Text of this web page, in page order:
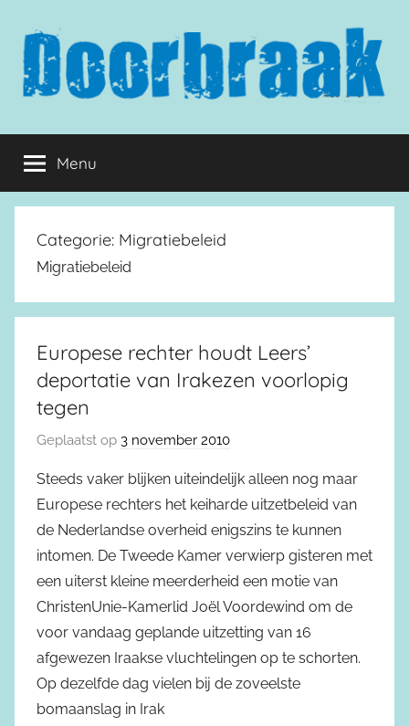
inhoud
springen
Doorbraak.eu
Menu
Categorie: Migratiebeleid
Migratiebeleid
Europese rechter houdt Leers’
deportatie van Irakezen voorlopig
tegen
Geplaatst op 3 november 2010
Steeds vaker blijken uiteindelijk alleen nog maar
Europese rechters het keiharde uitzetbeleid van
de Nederlandse overheid enigszins te kunnen
intomen. De Tweede Kamer verwierp gisteren met
een uiterst kleine meerderheid een motie van
ChristenUnie-Kamerlid Joël Voordewind om de
voor vandaag geplande uitzetting van 16
afgewezen Iraakse vluchtelingen op te schorten.
Op dezelfde dag vielen bij de zoveelste
bomaanslag in Irak